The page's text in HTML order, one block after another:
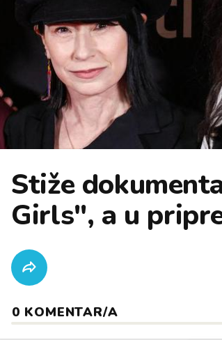
Stiže
Girls", a u
0 KOMENTAR/A